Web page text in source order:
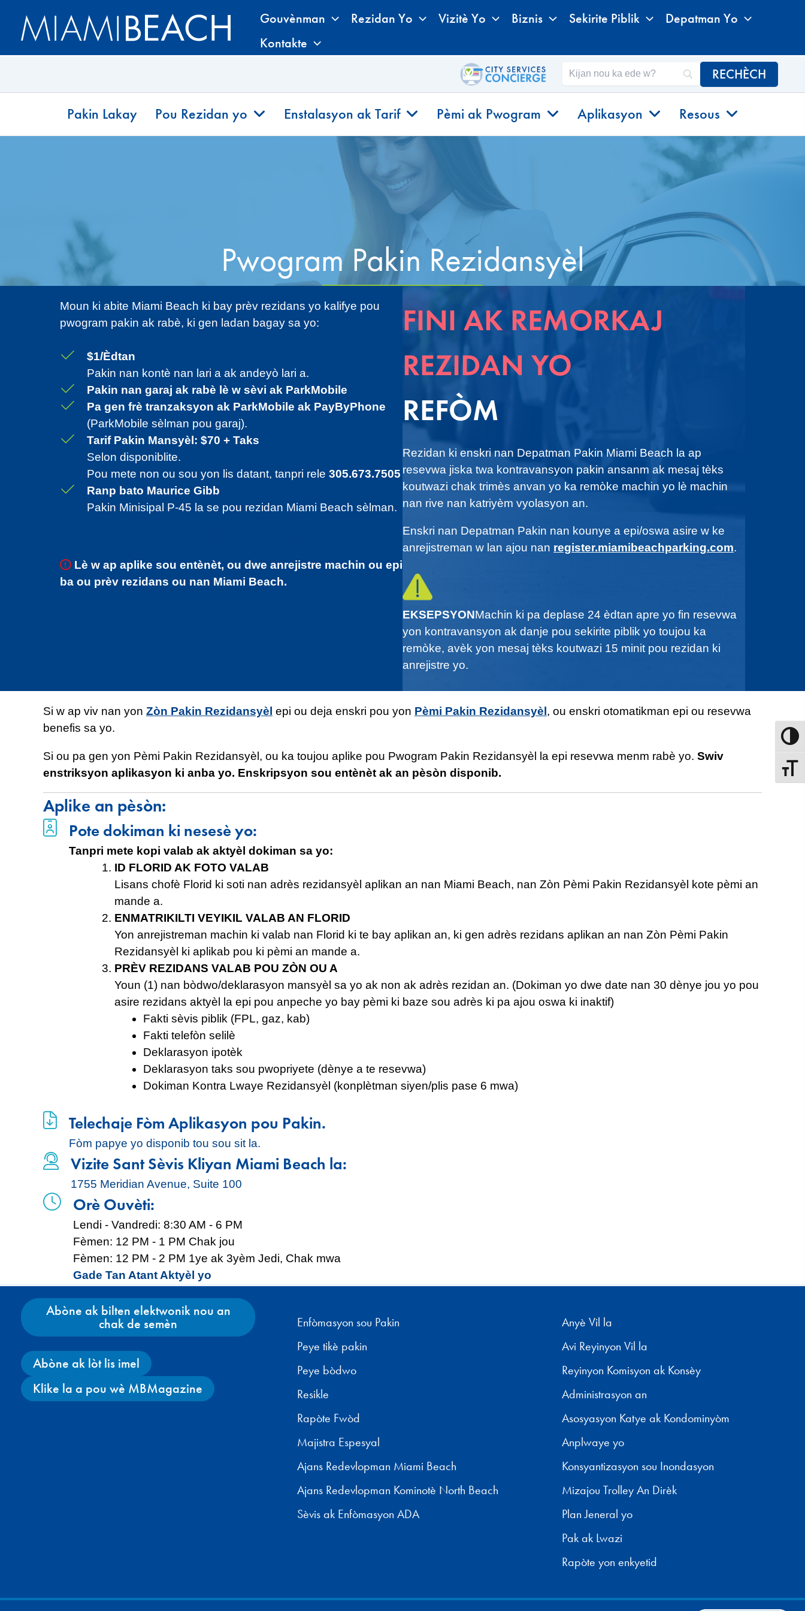
Gouvènman Rezidan Yo Vizitè Yo Biznis Sekirite Piblik
Depatman Yo
Kontakte
Pakin Lakay Pou Rezidan yo Enstalasyon ak Tarif Pèmi ak Pwogram Aplikasyon Resous
Pwogram Pakin Rezidansyèl
Moun ki abite Miami Beach ki bay prèv rezidans yo kalifye pou
pwogram pakin ak rabè, ki gen ladan bagay sa yo:
$1/Èdtan
Pakin nan kontè nan lari a ak andeyò lari a.
Pakin nan garaj ak rabè lè w sèvi ak ParkMobile
Pa gen frè tranzaksyon ak ParkMobile ak PayByPhone
(ParkMobile sèlman pou garaj).
Tarif Pakin Mansyèl: $70 + Taks
Selon disponiblite.
Pou mete non ou sou yon lis datant, tanpri rele 305.673.7505
Ranp bato Maurice Gibb
Pakin Minisipal P-45 la se pou rezidan Miami Beach sèlman.
Lè w ap aplike sou entènèt, ou dwe anrejistre machin ou epi
ba ou prèv rezidans ou nan Miami Beach.
FINI AK REMORKAJ
REZIDAN YO
REFÒM
Rezidan ki enskri nan Depatman Pakin Miami Beach la ap
resevwa jiska twa kontravansyon pakin ansanm ak mesaj tèks
koutwazi chak trimès anvan yo ka remòke machin yo lè machin
nan rive nan katriyèm vyolasyon an.
Enskri nan Depatman Pakin nan kounye a epi/oswa asire w ke
anrejistreman w lan ajou nan register.miamibeachparking.com.
EKSEPSYONMachin ki pa deplase 24 èdtan apre yo fin resevwa
yon kontravansyon ak danje pou sekirite piblik yo toujou ka
remòke, avèk yon mesaj tèks koutwazi 15 minit pou rezidan ki
anrejistre yo.
Si w ap viv nan yon Zòn Pakin Rezidansyèl epi ou deja enskri pou yon Pèmi Pakin Rezidansyèl , ou enskri otomatikman epi ou resevwa
benefis sa yo.
Si ou pa gen yon Pèmi Pakin Rezidansyèl, ou ka toujou aplike pou Pwogram Pakin Rezidansyèl la epi resevwa menm rabè yo. Swiv
enstriksyon aplikasyon ki anba yo. Enskripsyon sou entènèt ak an pèsòn disponib.
Aplike an pèsòn:
Pote dokiman ki nesesè yo:
Tanpri mete kopi valab ak aktyèl dokiman sa yo:
ID FLORID AK FOTO VALAB
Lisans chofè Florid ki soti nan adrès rezidansyèl aplikan an nan Miami Beach, nan Zòn Pèmi Pakin Rezidansyèl kote pèmi an
mande a.
ENMATRIKILTI VEYIKIL VALAB AN FLORID
Yon anrejistreman machin ki valab nan Florid ki te bay aplikan an, ki gen adrès rezidans aplikan an nan Zòn Pèmi Pakin
Rezidansyèl ki aplikab pou ki pèmi an mande a.
PRÈV REZIDANS VALAB POU ZÒN OU A
Youn (1) nan bòdwo/deklarasyon mansyèl sa yo ak non ak adrès rezidan an. (Dokiman yo dwe date nan 30 dènye jou yo pou
asire rezidans aktyèl la epi pou anpeche yo bay pèmi ki baze sou adrès ki pa ajou oswa ki inaktif)
Fakti sèvis piblik (FPL, gaz, kab)
Fakti telefòn selilè
Deklarasyon ipotèk
Deklarasyon taks sou pwopriyete (dènye a te resevwa)
Dokiman Kontra Lwaye Rezidansyèl (konplètman siyen/plis pase 6 mwa)
Telechaje Fòm Aplikasyon pou Pakin.
Fòm papye yo disponib tou sou sit la.
Vizite Sant Sèvis Kliyan Miami Beach la:
1755 Meridian Avenue, Suite 100
Orè Ouvèti:
Lendi - Vandredi: 8:30 AM - 6 PM
Fèmen: 12 PM - 1 PM Chak jou
Fèmen: 12 PM - 2 PM 1ye ak 3yèm Jedi, Chak mwa
Gade Tan Atant Aktyèl yo
Abòne ak bilten elektwonik nou an
chak de semèn
Abòne ak lòt lis imel
Klike la a pou wè MBMagazine
Enfòmasyon sou Pakin
Peye tikè pakin
Peye bòdwo
Resikle
Rapòte Fwòd
Majistra Espesyal
Ajans Redevlopman Miami Beach
Ajans Redevlopman Kominotè North Beach
Sèvis ak Enfòmasyon ADA
Anyè Vil la
Avi Reyinyon Vil la
Reyinyon Komisyon ak Konsèy
Administrasyon an
Asosyasyon Katye ak Kondominyòm
Anplwaye yo
Konsyantizasyon sou Inondasyon
Mizajou Trolley An Dirèk
Plan Jeneral yo
Pak ak Lwazi
Rapòte yon enkyetid